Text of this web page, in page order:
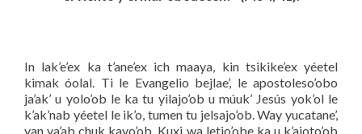
In lak’e’ex ka t’ane’ex ich maaya, kin tsikike’ex yéetel
kimak óolal. Ti le Evangelio bejlae’, le apostoleso’obo
ja’ak’ u yolo’ob le ka tu yilajo’ob u múuk’ Jesús yok’ol le
k’ak’nab yéetel le ik’o, tumen tu jelsajo’ob. Way yucatane’,
yan ya’ab chuk kayo’ob. Kuxi wa letio’obe ka u k’ajoto’ob